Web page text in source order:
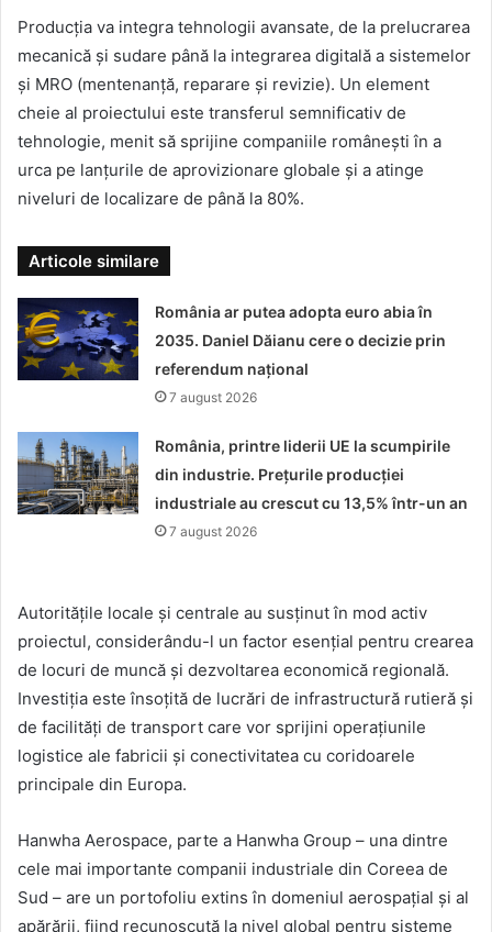
Producția va integra tehnologii avansate, de la prelucrarea
mecanică și sudare până la integrarea digitală a sistemelor
și MRO (mentenanță, reparare și revizie). Un element
cheie al proiectului este transferul semnificativ de
tehnologie, menit să sprijine companiile românești în a
urca pe lanțurile de aprovizionare globale și a atinge
niveluri de localizare de până la 80%.
Articole similare
România ar putea adopta euro abia în
2035. Daniel Dăianu cere o decizie prin
referendum național
7 august 2026
România, printre liderii UE la scumpirile
din industrie. Prețurile producției
industriale au crescut cu 13,5% într-un an
7 august 2026
Autoritățile locale și centrale au susținut în mod activ
proiectul, considerându-l un factor esențial pentru crearea
de locuri de muncă și dezvoltarea economică regională.
Investiția este însoțită de lucrări de infrastructură rutieră și
de facilități de transport care vor sprijini operațiunile
logistice ale fabricii și conectivitatea cu coridoarele
principale din Europa.
Hanwha Aerospace, parte a Hanwha Group – una dintre
cele mai importante companii industriale din Coreea de
Sud – are un portofoliu extins în domeniul aerospațial și al
apărării, fiind recunoscută la nivel global pentru sisteme